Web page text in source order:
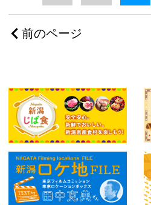
前のページ